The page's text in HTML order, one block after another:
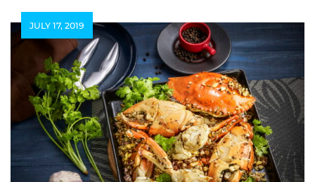
JULY 17, 2019